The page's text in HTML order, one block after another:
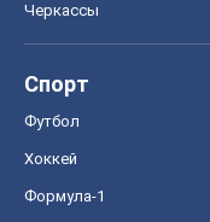
Черкассы
Спорт
Футбол
Хоккей
Формула-1